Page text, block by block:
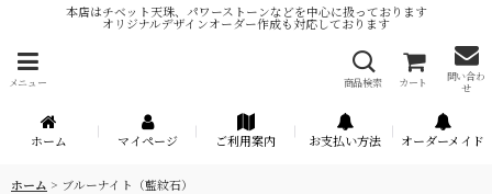
本店はチベット天珠、パワーストーンなどを中心に扱っております
オリジナルデザインオーダー作成も対応しております
メニュー 商品検索 カート
問い合わ
せ
ホーム マイページ ご利用案内 お支払い方法 オーダーメイド
ホーム > ブルーナイト（藍紋石）